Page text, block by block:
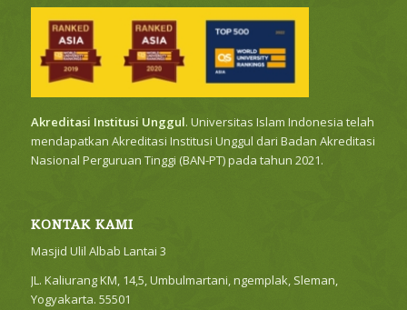
Akreditasi Institusi Unggul. Universitas Islam Indonesia telah
mendapatkan Akreditasi Institusi Unggul dari Badan Akreditasi
Nasional Perguruan Tinggi (BAN-PT) pada tahun 2021.
KONTAK KAMI
Masjid Ulil Albab Lantai 3
JL. Kaliurang KM, 14,5, Umbulmartani, ngemplak, Sleman,
Yogyakarta. 55501